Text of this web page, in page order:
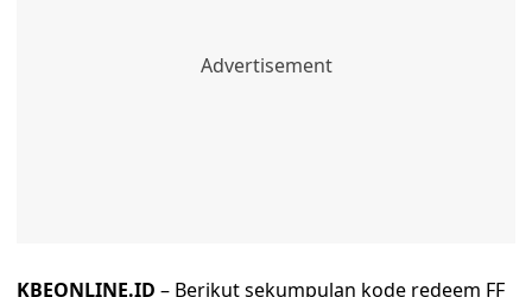
KBEONLINE.ID – Berikut sekumpulan kode redeem FF